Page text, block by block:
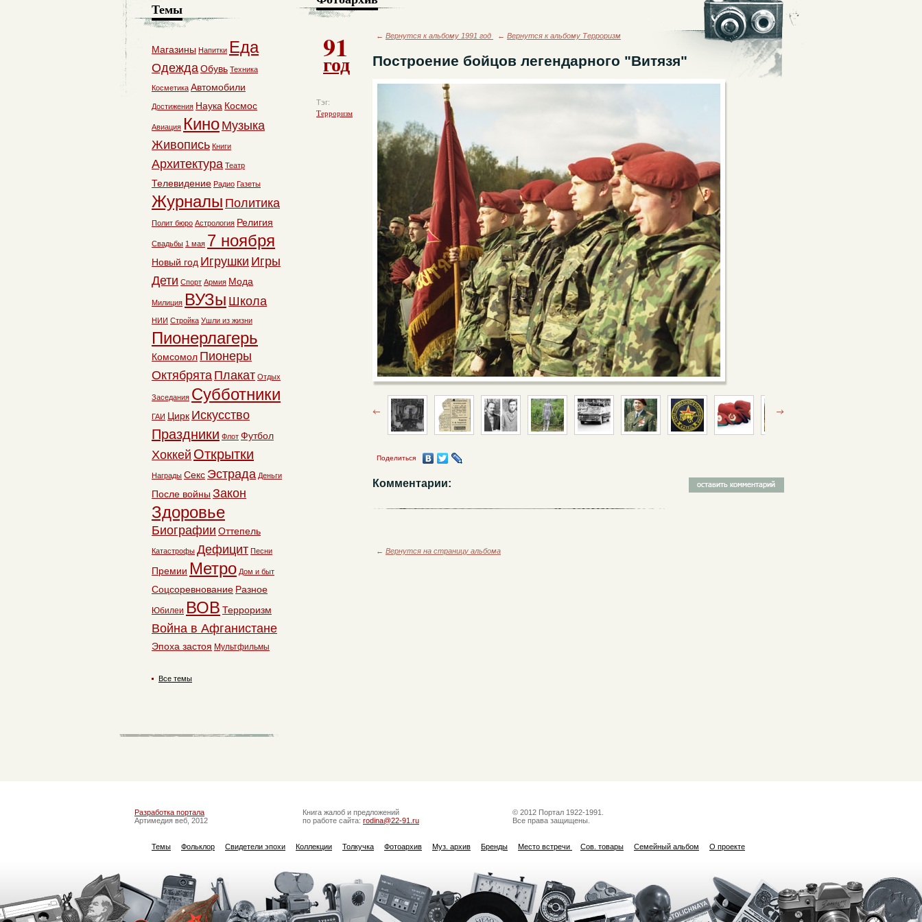
91
год
Тэг:
Терроризм
← Вернутся к альбому 1991 год ← Вернутся к альбому Терроризм
Построение бойцов легендарного "Витязя"
Поделиться
Комментарии:
← Вернутся на страницу альбома
Темы
Магазины Напитки Еда
ОдеждаОбувь Техника
Косметика Автомобили
Достижения Наука Космос
Авиация Кино Музыка
Живопись Книги
Архитектура Театр
Телевидение Радио Газеты
Журналы Политика
Полит бюро Астрология Религия
Свадьбы 1 мая 7 ноября
Новый год Игрушки Игры
Дети Спорт Армия Мода
Милиция ВУЗы Школа
НИИ Стройка Ушли из жизни
Пионерлагерь
Комсомол Пионеры
Октябрята Плакат Отдых
Заседания Субботники
ГАИ Цирк Искусство
Праздники Флот Футбол
Хоккей Открытки
Награды Секс Эстрада Деньги
После войны Закон
Здоровье
Биографии Оттепель
Катастрофы Дефицит Песни
Премии Метро Дом и быт
Соцсоревнование Разное
Юбилеи ВОВ Терроризм
Война в Афганистане
Эпоха застоя Мультфильмы
Все темы
Разработка портала
Артимедия веб, 2012
Книга жалоб и предложений
по работе сайта: rodina@22-91.ru
© 2012 Портал 1922-1991.
Все права защищены.
Темы Фольклор Свидетели эпохи Коллекции Толкучка Фотоархив Муз. архив Бренды Место встречи Сов. товары Семейный альбом О проекте